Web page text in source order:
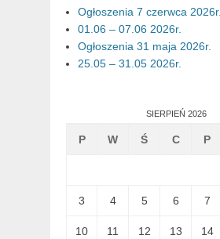
Ogłoszenia 7 czerwca 2026r.
01.06 – 07.06 2026r.
Ogłoszenia 31 maja 2026r.
25.05 – 31.05 2026r.
SIERPIEŃ 2026
P W Ś C P
3 4 5 6 7
10 11 12 13 14